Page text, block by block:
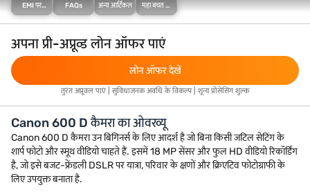
EMI पर
खरीदारी करें
FAQs अन्य आर्टिकल
महा बचत के
साथ अधिक
अपना प्री-अप्रूव्ड लोन ऑफर पाएं
लोन ऑफर देखें
तुरंत अप्रूवल पाएं | सुविधाजनक अवधि के विकल्प | शून्य प्रोसेसिंग शुल्क
Canon 600 D कैमरा का ओवरव्यू
Canon 600 D कैमरा उन बिगिनर्स के लिए आदर्श है जो बिना किसी जटिल सेटिंग के
शार्प फोटो और स्मूथ वीडियो चाहते हैं. इसमें 18 MP सेंसर और फुल HD वीडियो रिकॉर्डिंग
है, जो इसे बजट-फ्रेंडली DSLR पर यात्रा, परिवार के क्षणों और क्रिएटिव फोटोग्राफी के
लिए उपयुक्त बनाता है.